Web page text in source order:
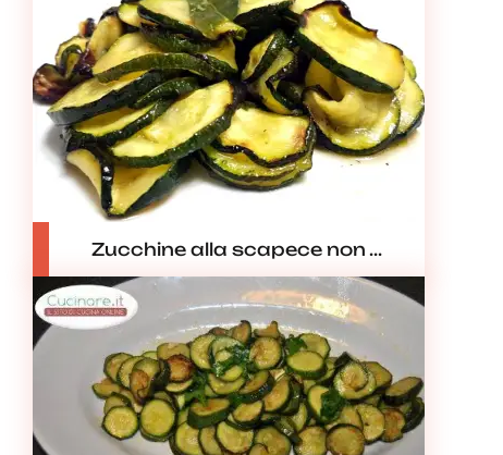
Zucchine alla scapece non ...